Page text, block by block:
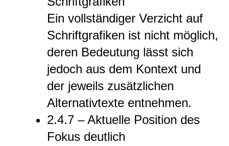
Ein vollständiger Verzicht auf
Schriftgrafiken ist nicht möglich,
deren Bedeutung lässt sich
jedoch aus dem Kontext und
der jeweils zusätzlichen
Alternativtexte entnehmen.
2.4.7 – Aktuelle Position des
Fokus deutlich